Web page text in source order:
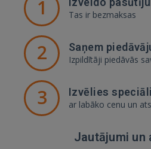
1 Tas ir bezmaksas
2 Saņem
Izpildītāji piedāvās
3 Izvēlies
ar labāko cenu un
Jautājumi un